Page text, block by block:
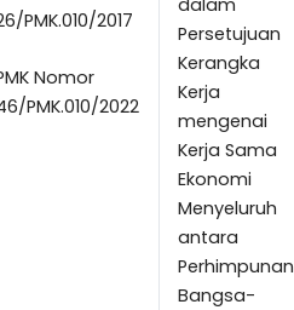
PMK.010/2017
Nomor
PMK.010/2022
Persetujuan
Kerangka
Kerja
mengenai
Kerja Sama
Ekonomi
Menyeluruh
antara
Perhimpunan
Bangsa-